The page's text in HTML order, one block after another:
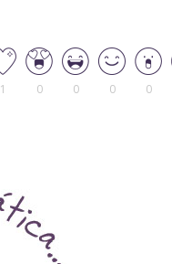
1 0 0 0 0